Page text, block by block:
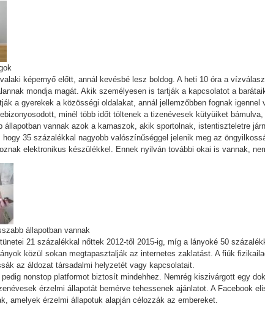
képernyő előtt, annál kevésbé lesz boldog. A heti 10 óra a
mondja magát. Akik személyesen is tartják a kapcsolatot a
a gyerekek a közösségi oldalakat, annál jellemzőbben fognak
minél több időt töltenek a tizenévesek kütyüiket
állapotban vannak azok a kamaszok, akik sportolnak, istentiszteletre
hogy 35 százalékkal nagyobb valószínűséggel jelenik meg az
elektronikus készülékkel. Ennek nyilván további okai is vannak,
állapotban vannak
21 százalékkal nőttek 2012-től 2015-ig, míg a lányoké 50
közül sokan megtapasztalják az internetes zaklatást. A fiúk
az áldozat társadalmi helyzetét vagy kapcsolatait.
nonstop platformot biztosít mindehhez. Nemrég kiszivárgott egy
érzelmi állapotát bemérve tehessenek ajánlatot. A Facebook
amelyek érzelmi állapotuk alapján célozzák az embereket.